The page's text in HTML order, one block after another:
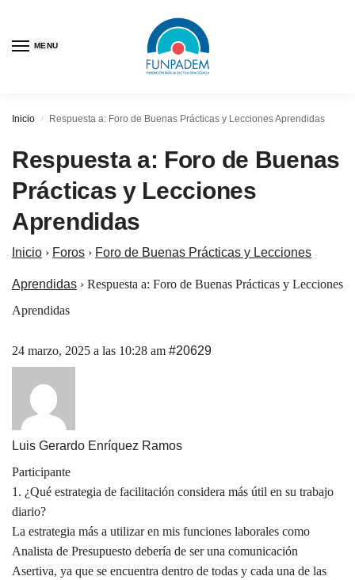
MENU
Inicio / Respuesta a: Foro de Buenas Prácticas y Lecciones Aprendidas
Respuesta a: Foro de Buenas
Prácticas y Lecciones
Aprendidas
Inicio › Foros › Foro de Buenas Prácticas y Lecciones
Aprendidas › Respuesta a: Foro de Buenas Prácticas y Lecciones
Aprendidas
24 marzo, 2025 a las 10:28 am #20629
Luis Gerardo Enríquez Ramos
Participante
1. ¿Qué estrategia de facilitación considera más útil en su trabajo
diario?
La estrategia más a utilizar en mis funciones laborales como
Analista de Presupuesto debería de ser una comunicación
Asertiva, ya que se encuentra dentro de todas y cada una de las